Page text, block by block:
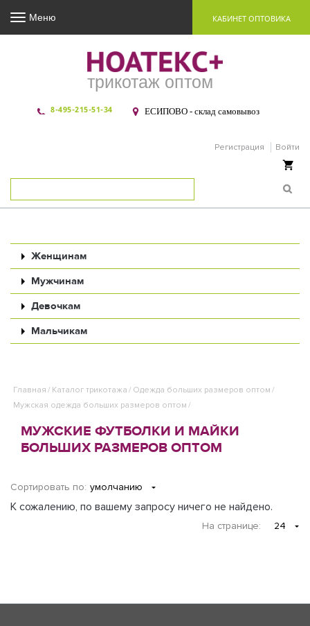
трикотаж оптом
8-495-215-51-34 ЕСИПОВО - склад самовывоз
Регистрация Войти
Меню КАБИНЕТ ОПТОВИКА
Женщинам
Мужчинам
Девочкам
Мальчикам
Главная / Каталог трикотажа / Одежда больших размеров оптом /
Мужская одежда больших размеров оптом /
МУЖСКИЕ ФУТБОЛКИ И МАЙКИ
БОЛЬШИХ РАЗМЕРОВ ОПТОМ
Сортировать по: умолчанию
К сожалению, по вашему запросу ничего не найдено.
На странице: 24